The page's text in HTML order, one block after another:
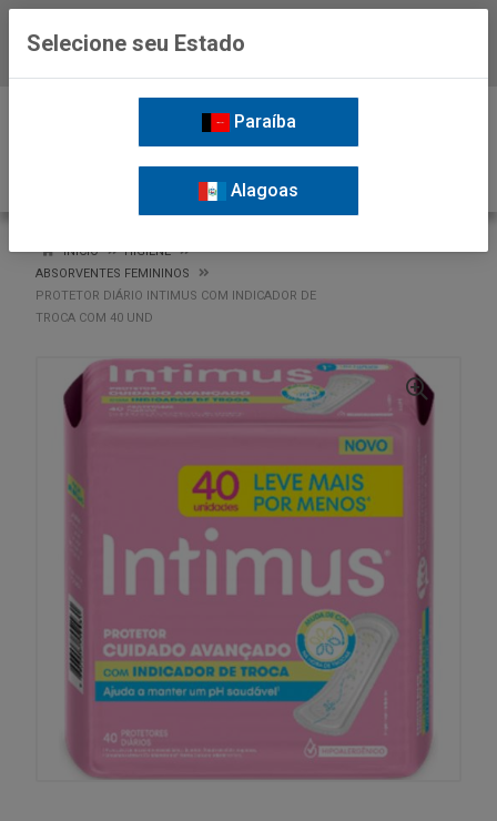
INÍCIO
HIGIENE
ABSORVENTES FEMININOS
PROTETOR DIÁRIO INTIMUS COM INDICADOR DE
TROCA COM 40 UND
Selecione seu Estado
Paraíba
Alagoas